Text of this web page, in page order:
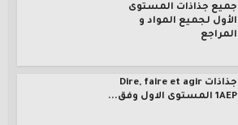
جميع جذاذات المستوى
الأول لجميع المواد و
المراجع
جذاذات Dire, faire et agir
1AEP المستوى الاول وفق...